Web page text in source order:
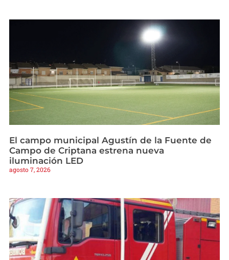
El campo municipal Agustín de la Fuente de
Campo de Criptana estrena nueva
iluminación LED
agosto 7, 2026